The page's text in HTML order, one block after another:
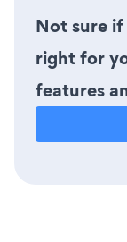
Not sure if
right for
features